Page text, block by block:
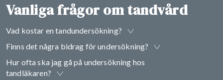
Vanliga frågor om tandvård
Vad kostar en tandundersökning?
Finns det några bidrag för undersökning?
Hur ofta ska jag gå på undersökning hos
tandläkaren?